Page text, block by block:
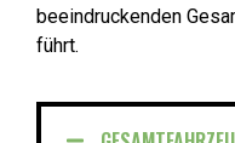
beeindruckenden
führt.